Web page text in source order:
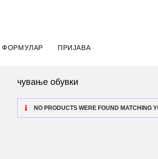
ФОРМУЛАР ПРИЈАВА
чување обувки
NO PRODUCTS WERE FOUND MATCHING